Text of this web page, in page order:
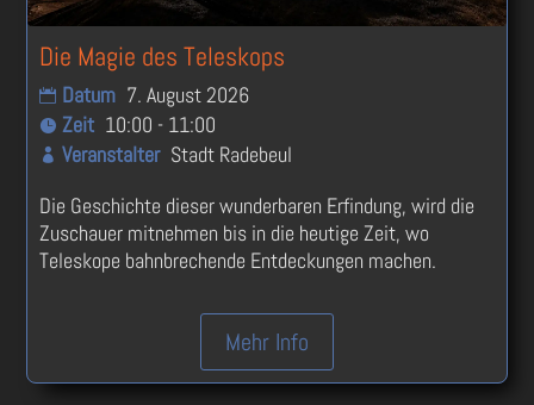
Die Magie des Teleskops
Datum 7. August 2026
Zeit 10:00 - 11:00
Veranstalter Stadt Radebeul
Die Geschichte dieser wunderbaren Erfindung, wird die
Zuschauer mitnehmen bis in die heutige Zeit, wo
Mehr Info